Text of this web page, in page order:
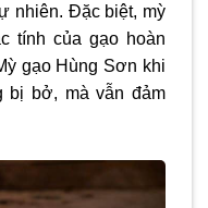
nhiên. Đặc biệt, mỳ
tính của gạo hoàn
gạo Hùng Sơn khi
bị bở, mà vẫn đảm